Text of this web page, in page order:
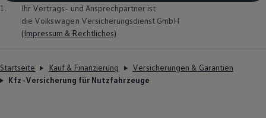
1.
Ihr Vertrags- und Ansprechpartner ist
die Volkswagen Versicherungsdienst GmbH
(Impressum & Rechtliches)
Startseite Kauf & Finanzierung
Versicherungen & Garantien
Kfz-Versicherung für Nutzfahrzeuge